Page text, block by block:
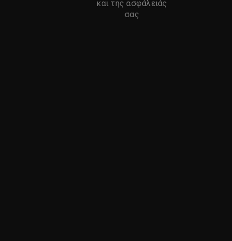
και της ασφάλειάς
σας